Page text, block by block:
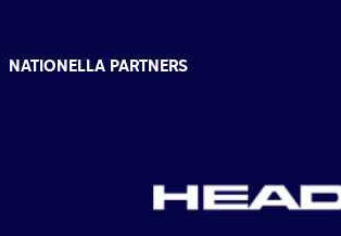
NATIONELLA PARTNERS